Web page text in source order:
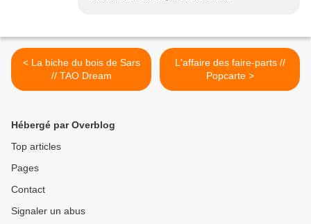
< La biche du bois de Sars
// TAO Dream
L'affaire des faire-parts //
Popcarte >
Hébergé par Overblog
Top articles
Pages
Contact
Signaler un abus